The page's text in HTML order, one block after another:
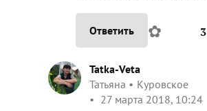
Ответить ✿ 3
Tatka-Veta
Татьяна
Куровское
27 марта 2018, 10:24